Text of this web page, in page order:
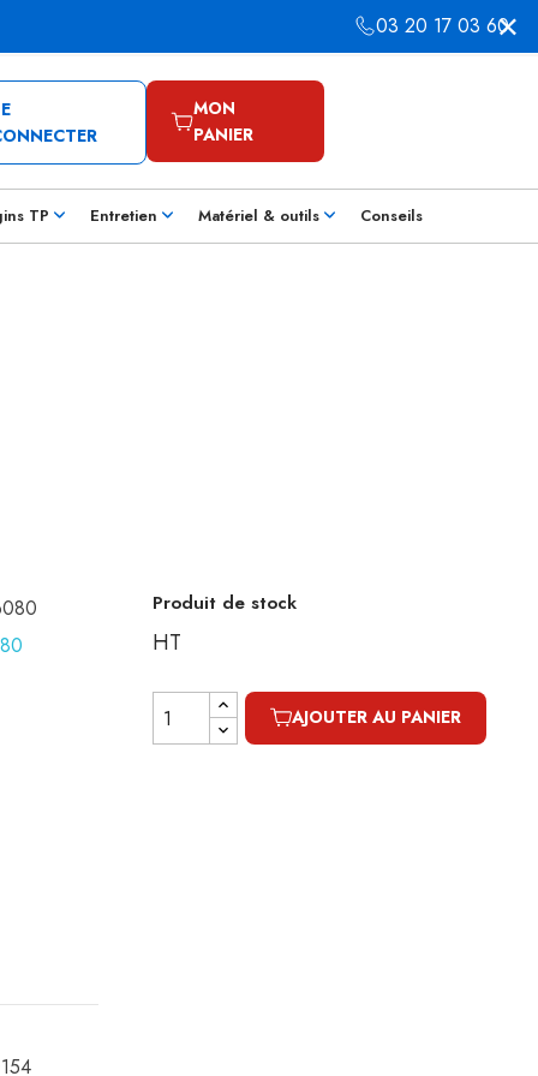
03 20 17 03 60
MON
PANIER
TP Entretien Matériel & outils Conseils
Produit de stock
HT
AJOUTER AU PANIER